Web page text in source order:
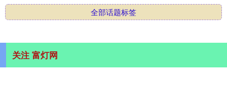
全部话题标签
关注 富灯网